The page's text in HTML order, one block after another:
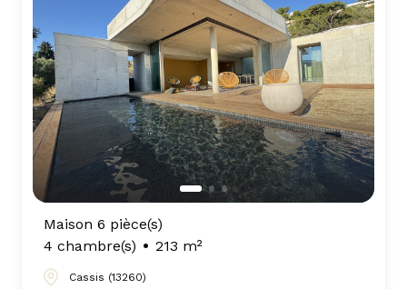
notre
agence
contact
Maison 6 pièce(s)
4 chambre(s)
213 m²
Cassis (13260)